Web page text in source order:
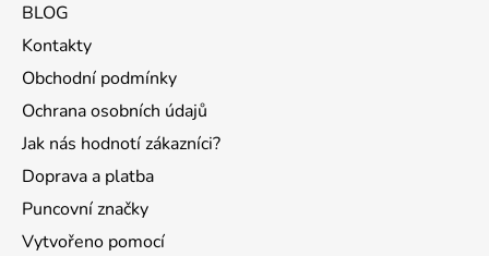
BLOG
Kontakty
Obchodní podmínky
Ochrana osobních údajů
Jak nás hodnotí zákazníci?
Doprava a platba
Puncovní značky
Vytvořeno pomocí